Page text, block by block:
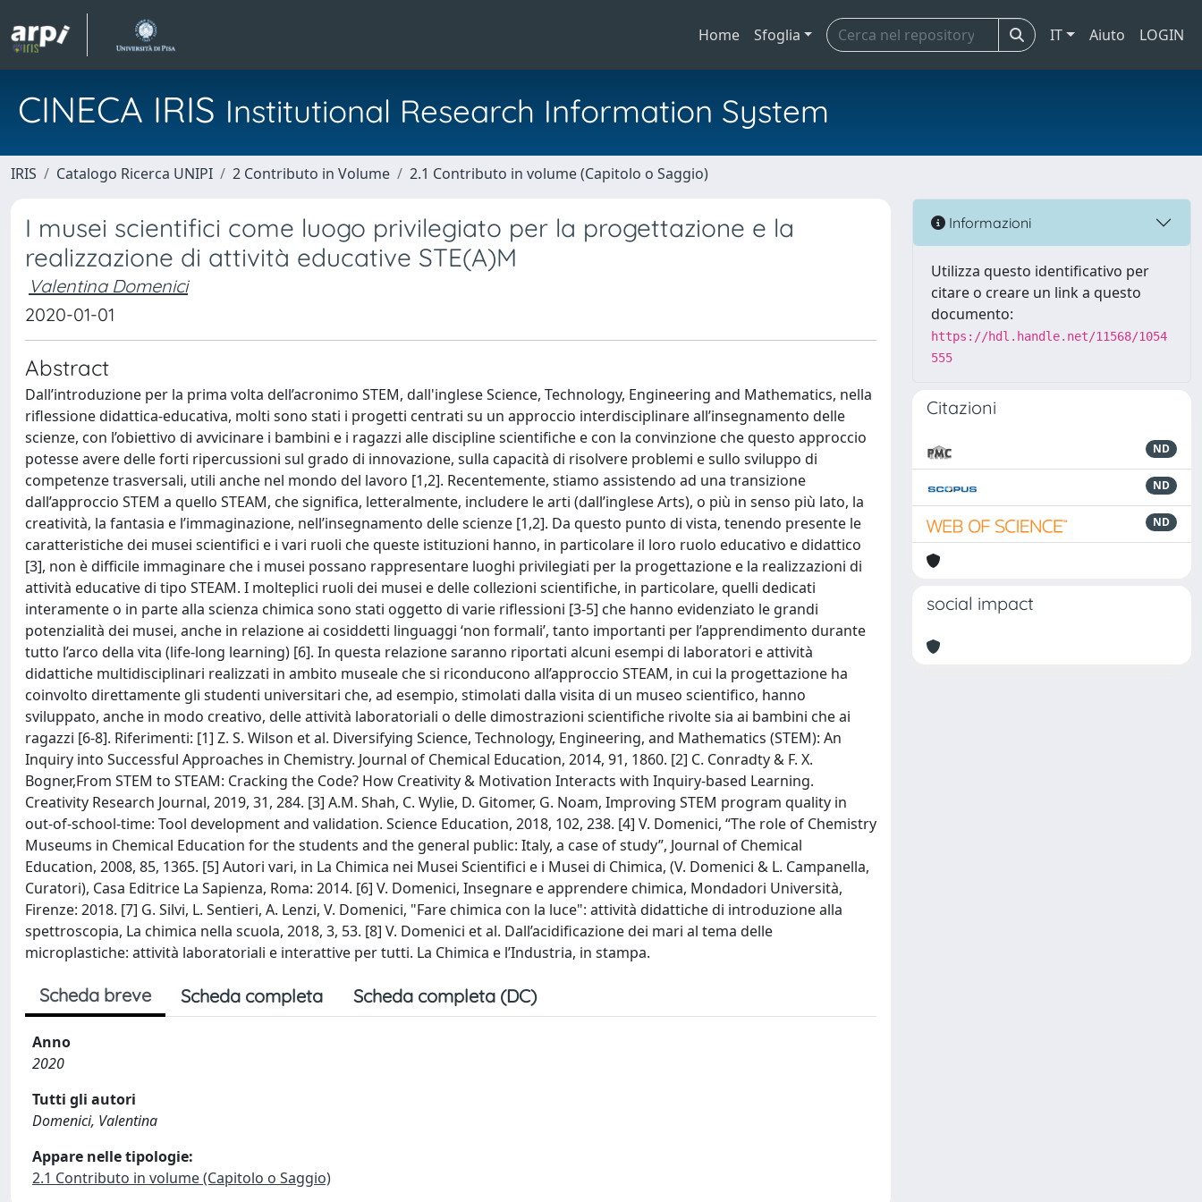
Home Sfoglia IT Aiuto LOGIN
CINECA IRIS Institutional Research Information System
IRIS Catalogo Ricerca UNIPI 2 Contributo in Volume 2.1 Contributo in volume (Capitolo o Saggio)
I musei scientifici come luogo privilegiato per la progettazione e la
realizzazione di attività educative STE(A)M
Valentina Domenici
2020-01-01
Abstract
Dall’introduzione per la prima volta dell’acronimo STEM, dall'inglese Science, Technology, Engineering and Mathematics, nella
riflessione didattica-educativa, molti sono stati i progetti centrati su un approccio interdisciplinare all’insegnamento delle
scienze, con l’obiettivo di avvicinare i bambini e i ragazzi alle discipline scientifiche e con la convinzione che questo approccio
potesse avere delle forti ripercussioni sul grado di innovazione, sulla capacità di risolvere problemi e sullo sviluppo di
competenze trasversali, utili anche nel mondo del lavoro [1,2]. Recentemente, stiamo assistendo ad una transizione
dall’approccio STEM a quello STEAM, che significa, letteralmente, includere le arti (dall’inglese Arts), o più in senso più lato, la
creatività, la fantasia e l’immaginazione, nell’insegnamento delle scienze [1,2]. Da questo punto di vista, tenendo presente le
caratteristiche dei musei scientifici e i vari ruoli che queste istituzioni hanno, in particolare il loro ruolo educativo e didattico
[3], non è difficile immaginare che i musei possano rappresentare luoghi privilegiati per la progettazione e la realizzazioni di
attività educative di tipo STEAM. I molteplici ruoli dei musei e delle collezioni scientifiche, in particolare, quelli dedicati
interamente o in parte alla scienza chimica sono stati oggetto di varie riflessioni [3-5] che hanno evidenziato le grandi
potenzialità dei musei, anche in relazione ai cosiddetti linguaggi ‘non formali’, tanto importanti per l’apprendimento durante
tutto l’arco della vita (life-long learning) [6]. In questa relazione saranno riportati alcuni esempi di laboratori e attività
didattiche multidisciplinari realizzati in ambito museale che si riconducono all’approccio STEAM, in cui la progettazione ha
coinvolto direttamente gli studenti universitari che, ad esempio, stimolati dalla visita di un museo scientifico, hanno
sviluppato, anche in modo creativo, delle attività laboratoriali o delle dimostrazioni scientifiche rivolte sia ai bambini che ai
ragazzi [6-8]. Riferimenti: [1] Z. S. Wilson et al. Diversifying Science, Technology, Engineering, and Mathematics (STEM): An
Inquiry into Successful Approaches in Chemistry. Journal of Chemical Education, 2014, 91, 1860. [2] C. Conradty & F. X.
Bogner,From STEM to STEAM: Cracking the Code? How Creativity & Motivation Interacts with Inquiry-based Learning.
Creativity Research Journal, 2019, 31, 284. [3] A.M. Shah, C. Wylie, D. Gitomer, G. Noam, Improving STEM program quality in
out-of-school-time: Tool development and validation. Science Education, 2018, 102, 238. [4] V. Domenici, “The role of Chemistry
Museums in Chemical Education for the students and the general public: Italy, a case of study”, Journal of Chemical
Education, 2008, 85, 1365. [5] Autori vari, in La Chimica nei Musei Scientifici e i Musei di Chimica, (V. Domenici & L. Campanella,
Curatori), Casa Editrice La Sapienza, Roma: 2014. [6] V. Domenici, Insegnare e apprendere chimica, Mondadori Università,
Firenze: 2018. [7] G. Silvi, L. Sentieri, A. Lenzi, V. Domenici, "Fare chimica con la luce": attività didattiche di introduzione alla
spettroscopia, La chimica nella scuola, 2018, 3, 53. [8] V. Domenici et al. Dall’acidificazione dei mari al tema delle
microplastiche: attività laboratoriali e interattive per tutti. La Chimica e l’Industria, in stampa.
Scheda breve Scheda completa Scheda completa (DC)
Anno
2020
Tutti gli autori
Domenici, Valentina
Appare nelle tipologie:
2.1 Contributo in volume (Capitolo o Saggio)
Informazioni
Utilizza questo identificativo per
citare o creare un link a questo
documento:
https://hdl.handle.net/11568/1054
555
Citazioni
ND
ND
ND
social impact